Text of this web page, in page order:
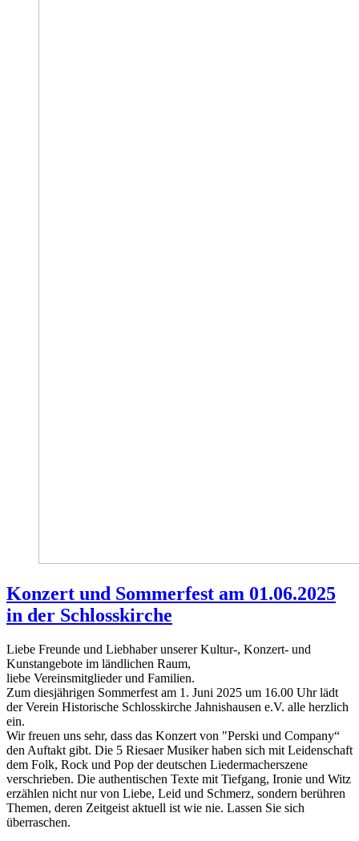
Konzert und Sommerfest am 01.06.2025
in der Schlosskirche
Liebe Freunde und Liebhaber unserer Kultur-, Konzert- und
Kunstangebote im ländlichen Raum,
liebe Vereinsmitglieder und Familien.
Zum diesjährigen Sommerfest am 1. Juni 2025 um 16.00 Uhr lädt
der Verein Historische Schlosskirche Jahnishausen e.V. alle herzlich
ein.
Wir freuen uns sehr, dass das Konzert von "Perski und Company“
den Auftakt gibt. Die 5 Riesaer Musiker haben sich mit Leidenschaft
dem Folk, Rock und Pop der deutschen Liedermacherszene
verschrieben. Die authentischen Texte mit Tiefgang, Ironie und Witz
erzählen nicht nur von Liebe, Leid und Schmerz, sondern berühren
Themen, deren Zeitgeist aktuell ist wie nie. Lassen Sie sich
überraschen.